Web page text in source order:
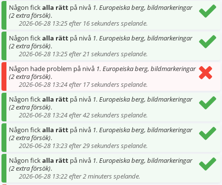
Någon fickalla rätt på nivå 1. Europeiska berg, bildmarkeringar
(2 extra försök).
2026-06-28 13:25 efter 16 sekunders spelande.
Någon fickalla rätt på nivå 1. Europeiska berg, bildmarkeringar
(2 extra försök).
2026-06-28 13:25 efter 21 sekunders spelande.
Någon hade problem på nivå 1. Europeiska berg, bildmarkeringar
(2 extra försök).
2026-06-28 13:24 efter 17 sekunders spelande.
Någon fickalla rätt på nivå 1. Europeiska berg, bildmarkeringar
(2 extra försök).
2026-06-28 13:24 efter 42 sekunders spelande.
Någon fickalla rätt på nivå 1. Europeiska berg, bildmarkeringar
(2 extra försök).
2026-06-28 13:23 efter 29 sekunders spelande.
Någon fickalla rätt på nivå 1. Europeiska berg, bildmarkeringar
(2 extra försök).
2026-06-28 13:22 efter 2 minuters spelande.